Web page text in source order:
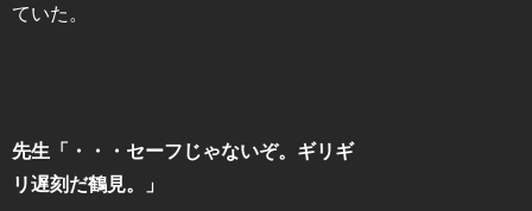
ていた。
先生「・・・セーフじゃないぞ。ギリギ
リ遅刻だ鶴見。」